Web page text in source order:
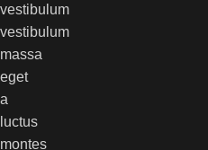
vestibulum
vestibulum
massa
eget
a
luctus
montes